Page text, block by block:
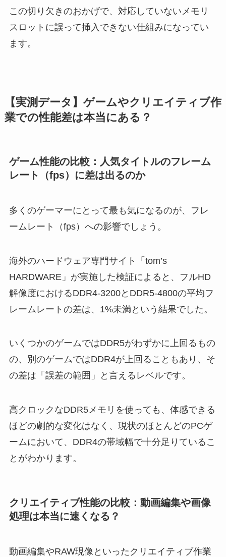
この切り欠きのおかげで、対応していないメモリ
スロットに誤って挿入できない仕組みになってい
ます。
【実測データ】ゲームやクリエイティブ作
業での性能差は本当にある？
ゲーム性能の比較：人気タイトルのフレーム
レート（fps）に差は出るのか
多くのゲーマーにとって最も気になるのが、フレ
ームレート（fps）への影響でしょう。
海外のハードウェア専門サイト「tom’s
HARDWARE」が実施した検証によると、フルHD
解像度におけるDDR4-3200とDDR5-4800の平均フ
レームレートの差は、1%未満という結果でした。
いくつかのゲームではDDR5がわずかに上回るもの
の、別のゲームではDDR4が上回ることもあり、そ
の差は「誤差の範囲」と言えるレベルです。
高クロックなDDR5メモリを使っても、体感できる
ほどの劇的な変化はなく、現状のほとんどのPCゲ
ームにおいて、DDR4の帯域幅で十分足りているこ
とがわかります。
クリエイティブ性能の比較：動画編集や画像
処理は本当に速くなる？
動画編集やRAW現像といったクリエイティブ作業